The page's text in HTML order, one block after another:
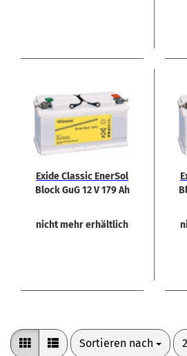
Exide Clas­sic En­er­Sol
Block GuG 12 V 179 Ah
nicht mehr erhältlich
Sortieren nach
Sortieren nach